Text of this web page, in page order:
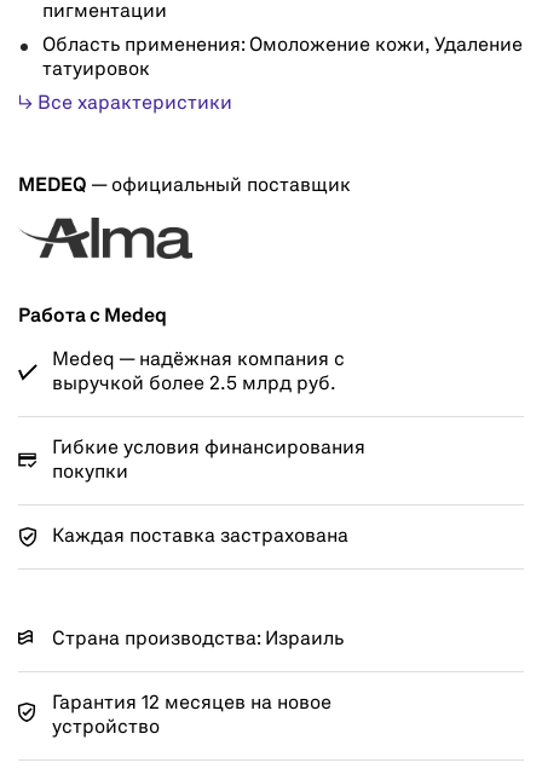
пигментации
Область применения: Омоложение кожи, Удаление
татуировок
↳ Все характеристики
MEDEQ — официальный поставщик
Работа с Medeq
Medeq — надёжная компания с
выручкой более 2.5 млрд руб.
Гибкие условия финансирования
покупки
Каждая поставка застрахована
Страна производства: Израиль
Гарантия 12 месяцев на новое
устройство